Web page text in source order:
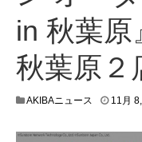
in 秋葉
秋葉原２
AKIBAニュース 11月